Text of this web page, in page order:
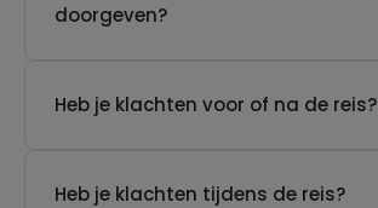
doorgeven?
Heb je klachten voor of na de reis?
Heb je klachten tijdens de reis?